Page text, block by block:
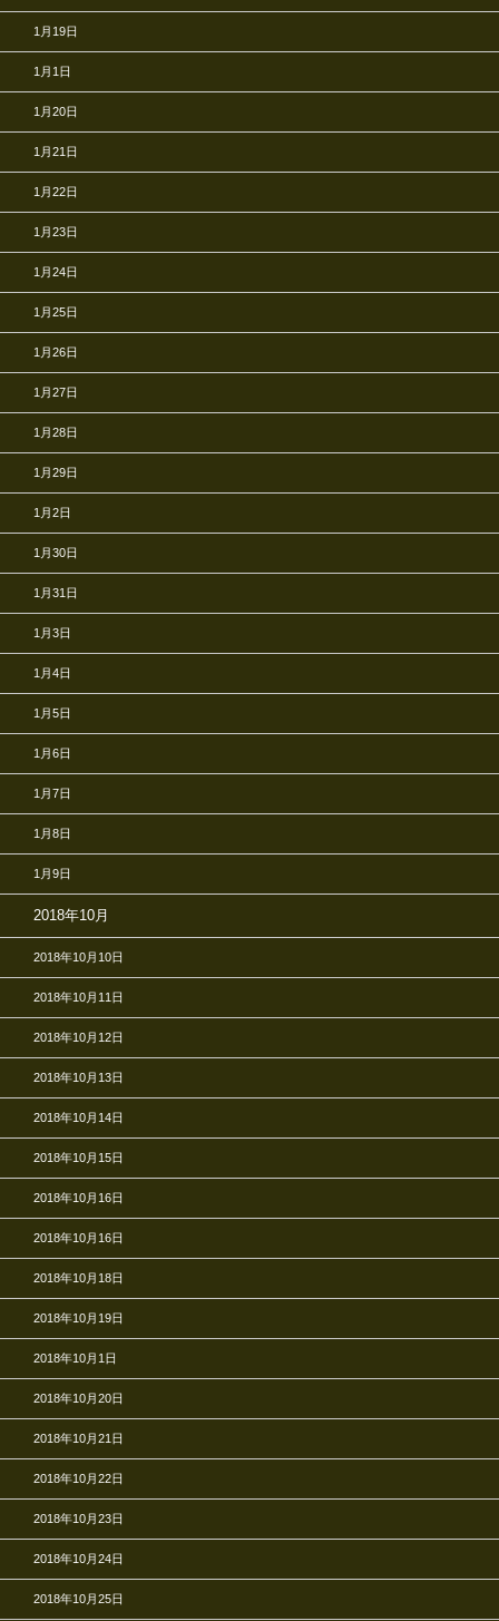
1月19日
1月1日
1月20日
1月21日
1月22日
1月23日
1月24日
1月25日
1月26日
1月27日
1月28日
1月29日
1月2日
1月30日
1月31日
1月3日
1月4日
1月5日
1月6日
1月7日
1月8日
1月9日
2018年10月
2018年10月10日
2018年10月11日
2018年10月12日
2018年10月13日
2018年10月14日
2018年10月15日
2018年10月16日
2018年10月16日
2018年10月18日
2018年10月19日
2018年10月1日
2018年10月20日
2018年10月21日
2018年10月22日
2018年10月23日
2018年10月24日
2018年10月25日